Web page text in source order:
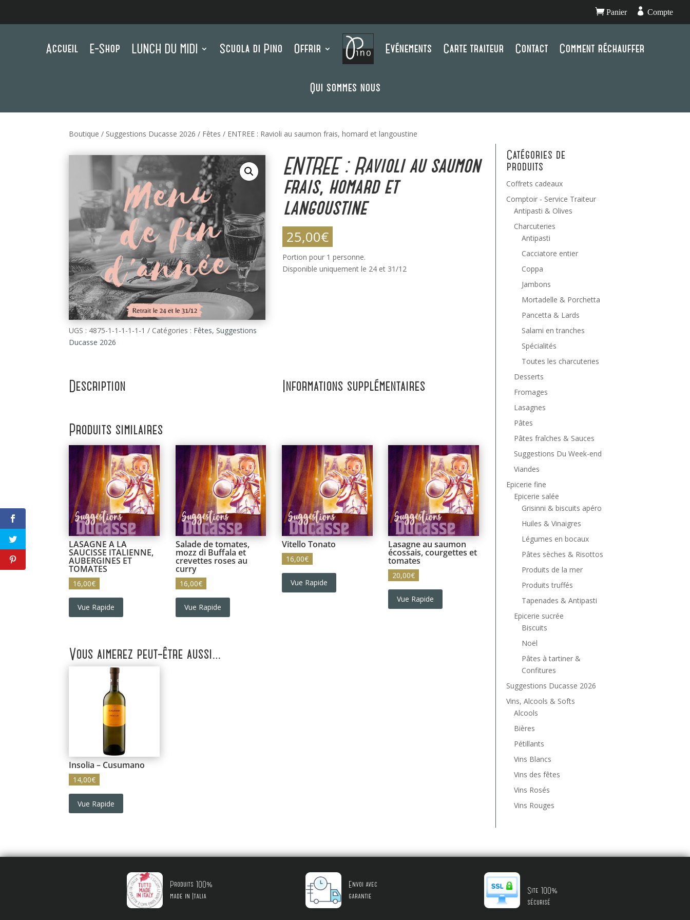
Panier  Compte
Accueil E-Shop LUNCH DU MIDI Scuola di Pino Offrir Evénements Carte traiteur Contact Comment réchauffer
Qui sommes nous
Boutique / Suggestions Ducasse 2026 / Fêtes / ENTREE : Ravioli au saumon frais, homard et langoustine
UGS : 4875-1-1-1-1-1-1 Catégories : Fêtes,Suggestions
Ducasse 2026
ENTREE : Ravioli au saumon
frais, homard et
langoustine
25,00€
Portion pour 1 personne.
Disponible uniquement le 24 et 31/12
Description Informations supplémentaires
Produits similaires
LASAGNE A LA
SAUCISSE ITALIENNE,
AUBERGINES ET
TOMATES
16,00€
Vue Rapide
Salade de tomates,
mozz di Buffala et
crevettes roses au
curry
16,00€
Vue Rapide
Vitello Tonato
16,00€
Vue Rapide
Lasagne au saumon
écossais, courgettes et
tomates
20,00€
Vue Rapide
Vous aimerez peut-être aussi…
Insolia – Cusumano
14,00€
Vue Rapide
Catégories de
produits
Coffrets cadeaux
Comptoir - Service Traiteur
Antipasti & Olives
Charcuteries
Antipasti
Cacciatore entier
Coppa
Jambons
Mortadelle & Porchetta
Pancetta & Lards
Salami en tranches
Spécialités
Toutes les charcuteries
Desserts
Fromages
Lasagnes
Pâtes
Pâtes fraîches & Sauces
Suggestions Du Week-end
Viandes
Epicerie fine
Epicerie salée
Grisinni & biscuits apéro
Huiles & Vinaigres
Légumes en bocaux
Pâtes sèches & Risottos
Produits de la mer
Produits truffés
Tapenades & Antipasti
Epicerie sucrée
Biscuits
Noël
Pâtes à tartiner &
Confitures
Suggestions Ducasse 2026
Vins, Alcools & Softs
Alcools
Bières
Pétillants
Vins Blancs
Vins des fêtes
Vins Rosés
Vins Rouges
Produits 100%
made in Italia
Envoi avec
garantie
Site 100%
sécurisé